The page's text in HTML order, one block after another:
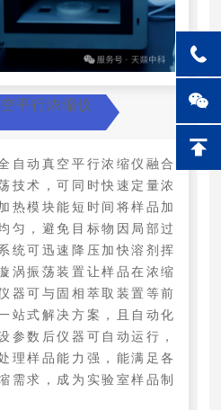
平行浓缩仪
自动真空平行浓缩仪融合
技术，可同时快速定量浓
热模块能短时间将样品加
匀，避免目标物因局部过
统可迅速降压加快溶剂挥
涡振荡装置让样品在浓缩
器可与固相萃取装置等前
站式解决方案，且自动化
参数后仪器可自动运行，
理样品能力强，能满足各
需求，成为实验室样品制